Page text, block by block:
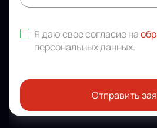
Я даю свое согласие на
персональных данных.
Отправить